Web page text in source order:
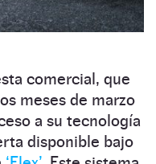
comercial, que
meses de marzo
a su tecnología
disponible bajo